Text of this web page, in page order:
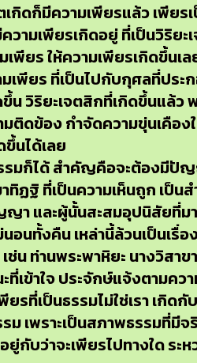
ดก็มีความเพียรแล้ว เพียร
วามเพียรเกิดอยู่ ที่เป็นวิริยะ
พียร ให้ความเพียรเกิดขึ้นเล
มเพียร ที่เป็นไปกับกุศลที่ป
น วิริยะเจตสิกที่เกิดขึ้นแล้
ดข้อง กำจัดความขุ่นเคืองใ
นได้เลย
มก็ได้ สำคัญคือจะต้องมีปัญ
ทิฏฐิ ที่เป็นความเห็นถูก เป็น
า และผู้นั้นสะสมอุปนิสัยที่ม
อนทั้งคืน เหล่านี้ล้วนเป็นเรื่
น ท่านพระพาหิยะ นางวิสา
ข้าใจ ประจักษ์แจ้งตามควา
ยรที่เป็นธรรมไม่ใช่เรา เกิ
ม เพราะเป็นสภาพธรรมที่มี
กับว่าจะเพียรไปทางใด ระ